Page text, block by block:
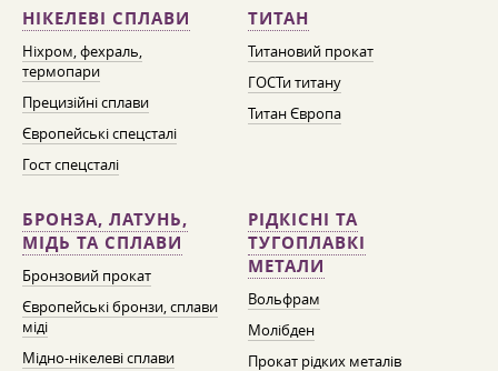
НІКЕЛЕВІ СПЛАВИ
Ніхром, фехраль,
термопари
Прецизійні сплави
Європейські спецсталі
Гост спецсталі
ТИТАН
Титановий прокат
ГОСТи титану
Титан Європа
БРОНЗА, ЛАТУНЬ,
МІДЬ ТА СПЛАВИ
Бронзовий прокат
Європейські бронзи, сплави
міді
Мідно-нікелеві сплави
РІДКІСНІ ТА
ТУГОПЛАВКІ
МЕТАЛИ
Вольфрам
Молібден
Прокат рідких металів